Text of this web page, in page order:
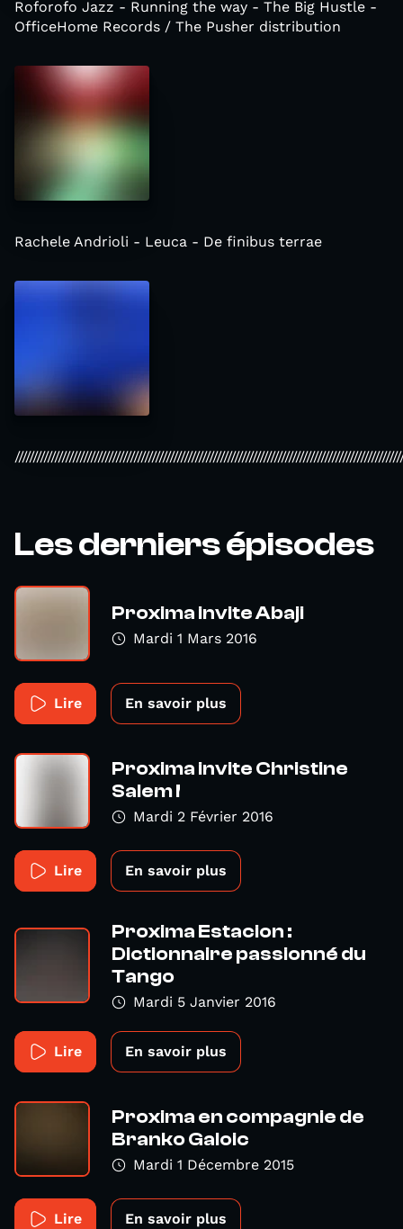
Roforofo Jazz - Running the way - The Big Hustle -
OfficeHome Records / The Pusher distribution
Rachele Andrioli - Leuca - De finibus terrae
Les derniers épisodes
Proxima invite Abaji
Mardi 1 Mars 2016
Lire En savoir plus
Proxima invite Christine
Salem !
Mardi 2 Février 2016
Lire En savoir plus
Proxima Estacion :
Dictionnaire passionné du
Tango
Mardi 5 Janvier 2016
Lire En savoir plus
Proxima en compagnie de
Branko Galoic
Mardi 1 Décembre 2015
Lire En savoir plus